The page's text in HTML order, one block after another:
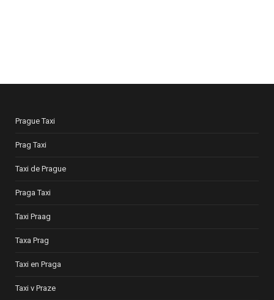
Prague Taxi
Prag Taxi
Taxi de Prague
Praga Taxi
Taxi Praag
Taxa Prag
Taxi en Praga
Taxi v Praze